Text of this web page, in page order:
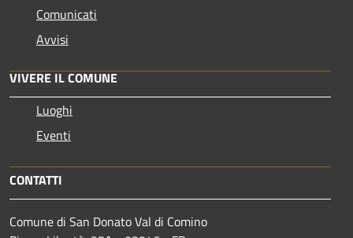
Comunicati
Avvisi
VIVERE IL COMUNE
Luoghi
Eventi
CONTATTI
Comune di San Donato Val di Comino